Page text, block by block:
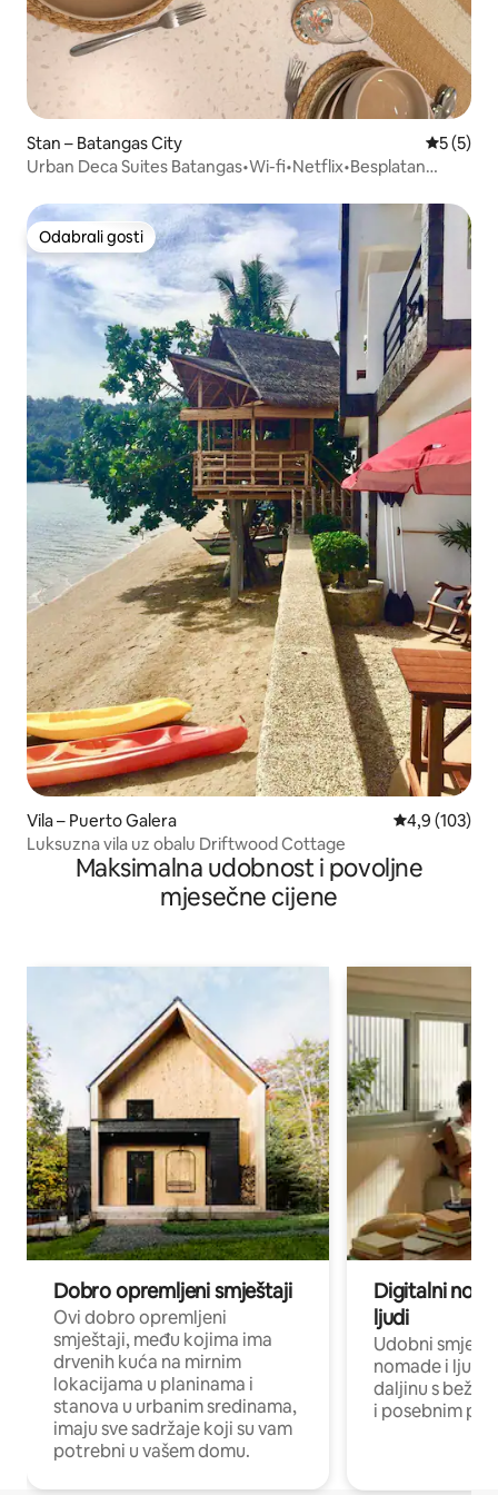
Stan – Batangas City
5 (5)
Urban Deca Suites Batangas•Wi-fi•Netflix•Besplatan
Odabrali gosti
Odabrali gosti
Vila – Puerto Galera Prosječna
4,9 (103)
Luksuzna vila uz obalu Driftwood Cottage
Maksimalna udobnost i povoljne
mjesečne cijene
Dobro opremljeni smještaji
Ovi dobro opremljeni
smještaji, među kojima ima
drvenih kuća na mirnim
lokacijama u planinama i
stanova u urbanim sredinama,
imaju sve sadržaje koji su vam
potrebni u vašem domu.
Digitalni
ljudi
Udobni
nomade i ljude
daljinu s
i posebnim